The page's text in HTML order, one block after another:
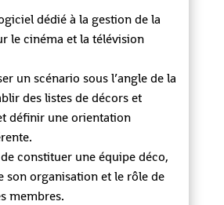
dédié à la gestion de la
le cinéma et la télévision
un scénario sous l’angle de la
des listes de décors et
définir une orientation
constituer une équipe déco,
son organisation et le rôle de
membres.